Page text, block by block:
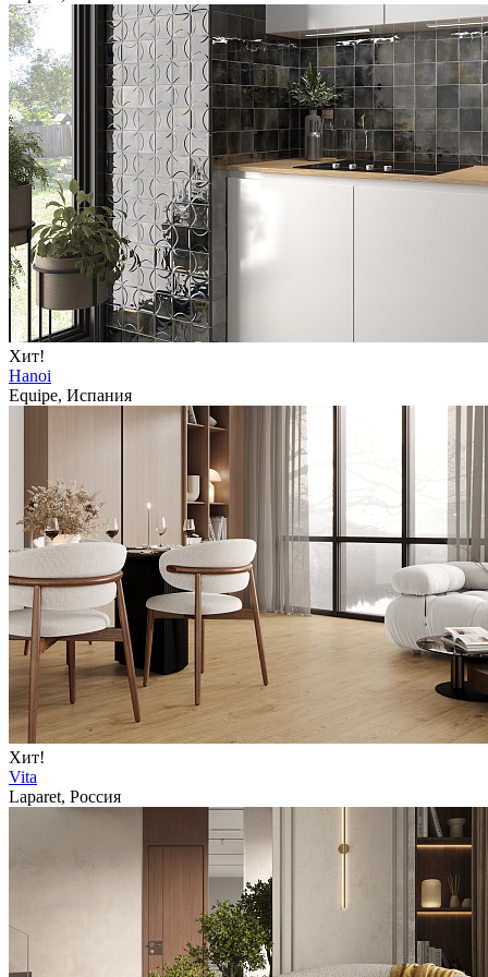
Хит!
Hanoi
Equipe, Испания
Хит!
Vita
Laparet, Россия